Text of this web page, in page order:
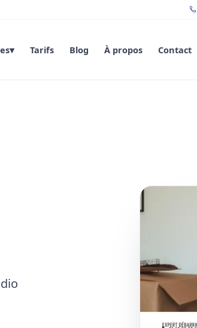
▾ Tarifs Blog À propos Contact